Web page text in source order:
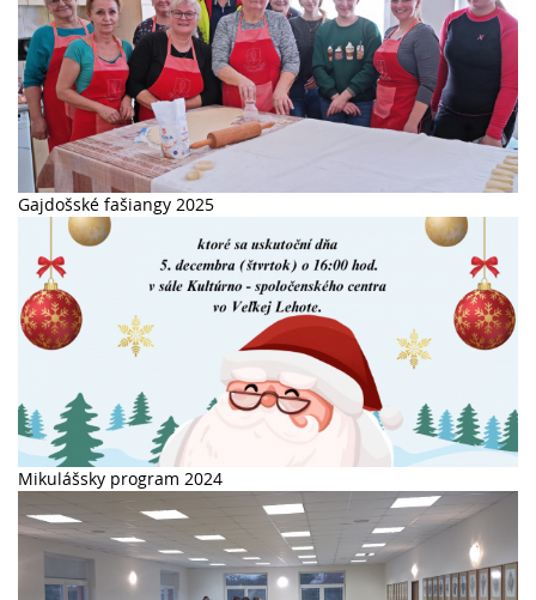
Gajdošské fašiangy 2025
Mikulášsky program 2024